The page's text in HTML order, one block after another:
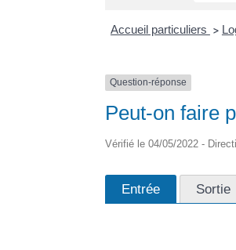
Accueil particuliers >
Question-réponse
Peut-on faire
Vérifié le 04/05/2022 -
Entrée Sortie